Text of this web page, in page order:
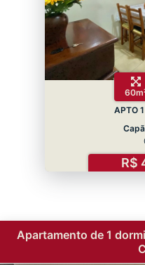
APTO
R$
Apartamento de 1